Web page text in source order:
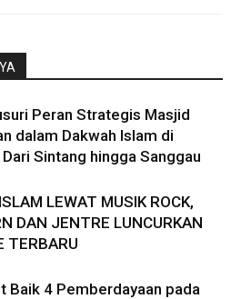
Peran Strategis Masjid
dalam Dakwah Islam di
Dari Sintang hingga Sanggau
LEWAT MUSIK ROCK,
DAN JENTRE LUNCURKAN
TERBARU
Baik 4 Pemberdayaan pada